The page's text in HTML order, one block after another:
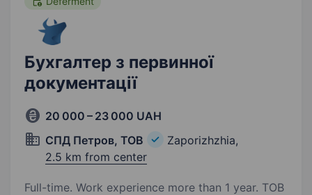
Бухгалтер з первинної
документації
20 000 – 23 000 UAH
СПД Петров, ТОВ
Zaporizhzhia,
2.5 km from center
Full-time. Work experience more than 1 year. ТОВ